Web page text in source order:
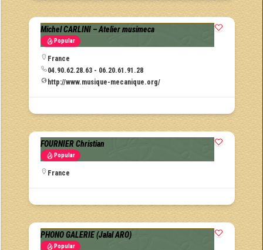
Michel CARLINI – Atelier musimeca
Popular
France
04.90.62.28.63 - 06.20.61.91.28
http://www.musique-mecanique.org/
FOURNIER Christian
Popular
France
PHONO GALERIE (Jalal ARO)
Popular